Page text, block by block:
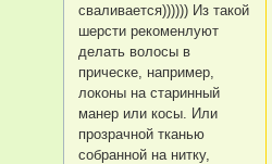
сваливается)))))) Из такой
шерсти рекоменлуют
делать волосы в
прическе, например,
локоны на старинный
манер или косы. Или
прозрачной тканью
собранной на нитку,